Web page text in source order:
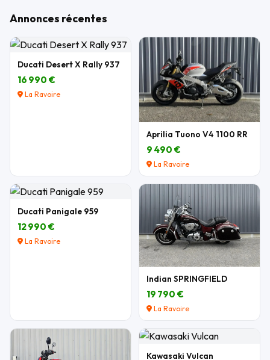
Annonces récentes
Ducati Desert X Rally 937
16 990 €
La Ravoire
Aprilia Tuono V4 1100 RR
9 490 €
La Ravoire
Ducati Panigale 959
12 990 €
La Ravoire
Indian SPRINGFIELD
19 790 €
La Ravoire
Kawasaki Vulcan